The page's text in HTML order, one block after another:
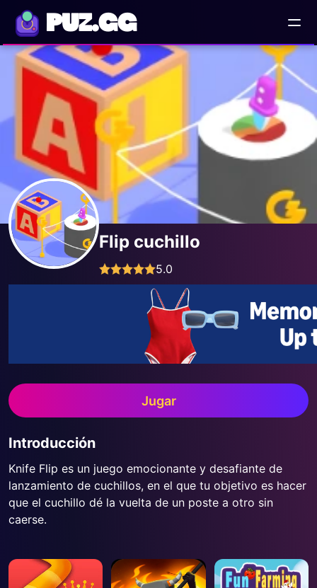
PUZ.GG
Flip cuchillo
5.0
Jugar
Introducción
Knife Flip es un juego emocionante y desafiante de
lanzamiento de cuchillos, en el que tu objetivo es hacer
que el cuchillo dé la vuelta de un poste a otro sin
caerse.